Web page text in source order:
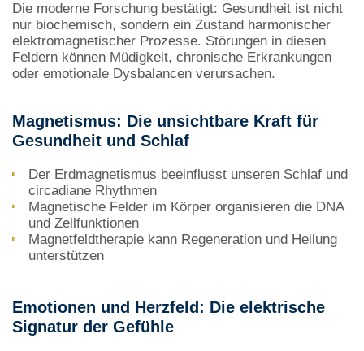
Die moderne Forschung bestätigt: Gesundheit ist nicht
nur biochemisch, sondern ein Zustand harmonischer
elektromagnetischer Prozesse. Störungen in diesen
Feldern können Müdigkeit, chronische Erkrankungen
oder emotionale Dysbalancen verursachen.
Magnetismus: Die unsichtbare Kraft für
Gesundheit und Schlaf
Der Erdmagnetismus beeinflusst unseren Schlaf und
circadiane Rhythmen
Magnetische Felder im Körper organisieren die DNA
und Zellfunktionen
Magnetfeldtherapie kann Regeneration und Heilung
unterstützen
Emotionen und Herzfeld: Die elektrische
Signatur der Gefühle